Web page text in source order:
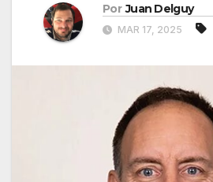
Por Juan Delguy
MAR 17, 2025